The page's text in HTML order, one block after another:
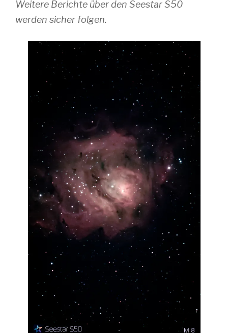
Weitere Berichte über den Seestar S50
werden sicher folgen.